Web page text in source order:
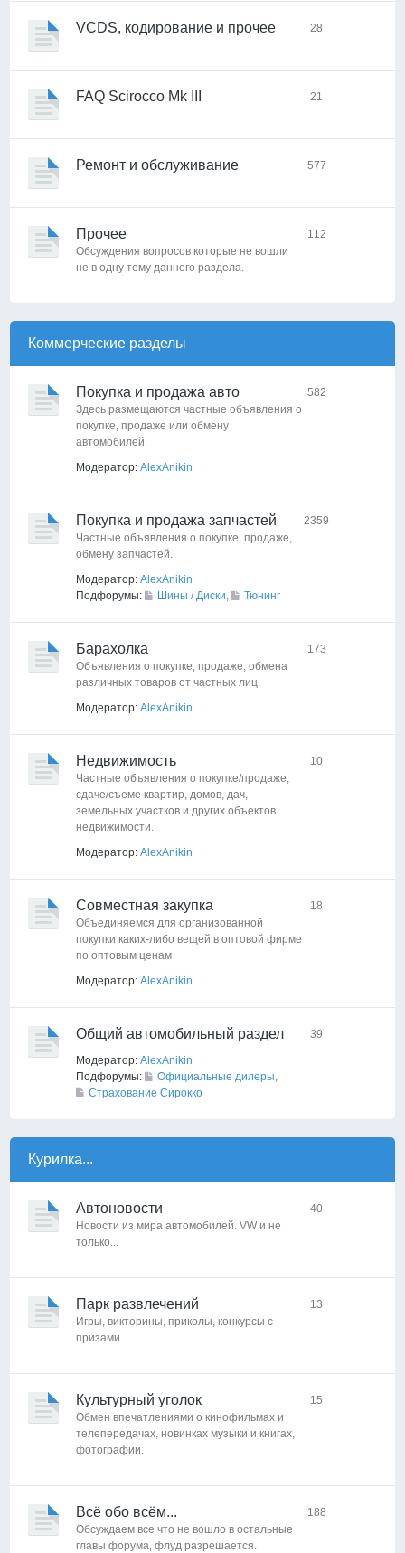
VCDS, кодирование и прочее 28
FAQ Scirocco Mk III 21
Ремонт и обслуживание 577
Прочее
Обсуждения вопросов которые не вошли
не в одну тему данного раздела.
112
Коммерческие разделы
Покупка и продажа авто
Здесь размещаются частные объявления о
покупке, продаже или обмену
автомобилей.
Модератор: AlexAnikin
582
Покупка и продажа запчастей
Частные объявления о покупке, продаже,
обмену запчастей.
Модератор: AlexAnikin
Подфорумы:
Шины / Диски, Тюнинг
2359
Барахолка
Объявления о покупке, продаже, обмена
различных товаров от частных лиц.
Модератор: AlexAnikin
173
Недвижимость
Частные объявления о покупке/продаже,
сдаче/съеме квартир, домов, дач,
земельных участков и других объектов
недвижимости.
Модератор: AlexAnikin
10
Совместная закупка
Объединяемся для организованной
покупки каких-либо вещей в оптовой фирме
по оптовым ценам
Модератор: AlexAnikin
18
Общий автомобильный раздел
Модератор: AlexAnikin
Подфорумы:
Официальные дилеры,
Страхование Сирокко
39
Курилка...
Автоновости
Новости из мира автомобилей. VW и не
только...
40
Парк развлечений
Игры, викторины, приколы, конкурсы с
призами.
13
Культурный уголок
Обмен впечатлениями о кинофильмах и
телепередачах, новинках музыки и книгах,
фотографии.
15
Всё обо всём...
Обсуждаем все что не вошло в остальные
главы форума, флуд разрешается.
188